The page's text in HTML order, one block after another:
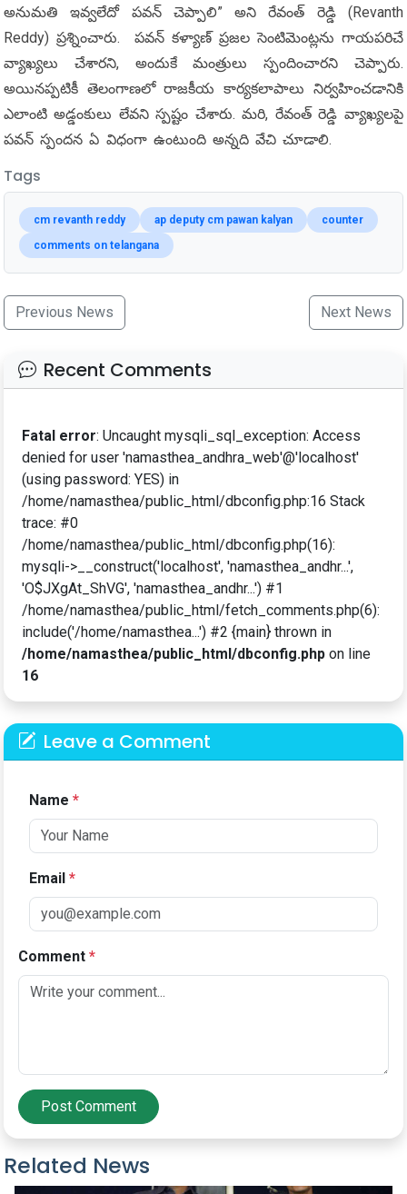
అనుమతి ఇవ్వలేదో పవన్ చెప్పాలి” అని రేవంత్ రెడ్డి (Revanth
Reddy) ప్రశ్నించారు. పవన్ కళ్యాణ్ ప్రజల సెంటిమెంట్లను గాయపరిచే
వ్యాఖ్యలు చేశారని, అందుకే మంత్రులు స్పందించారని చెప్పారు.
అయినప్పటికీ తెలంగాణలో రాజకీయ కార్యకలాపాలు నిర్వహించడానికి
ఎలాంటి అడ్డంకులు లేవని స్పష్టం చేశారు. మరి, రేవంత్ రెడ్డి వ్యాఖ్యలపై
పవన్ స్పందన ఏ విధంగా ఉంటుంది అన్నది వేచి చూడాలి.
Tags
cm revanth reddy ap deputy cm pawan kalyan
counter
comments on telangana
Previous News Next News
Recent Comments
Fatal error: Uncaught mysqli_sql_exception: Access
denied for user 'namasthea_andhra_web'@'localhost'
(using password: YES) in
/home/namasthea/public_html/dbconfig.php:16 Stack
trace: #0
/home/namasthea/public_html/dbconfig.php(16):
mysqli->__construct('localhost', 'namasthea_andhr...',
'O$JXgAt_ShVG', 'namasthea_andhr...') #1
/home/namasthea/public_html/fetch_comments.php(6):
include('/home/namasthea...') #2 {main} thrown in
/home/namasthea/public_html/dbconfig.php on line
16
Leave a Comment
Name *
Email *
Comment *
Post Comment
Related News